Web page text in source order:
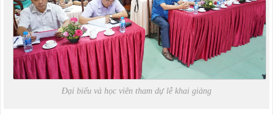
Đại biểu và học viên tham dự lễ khai giảng